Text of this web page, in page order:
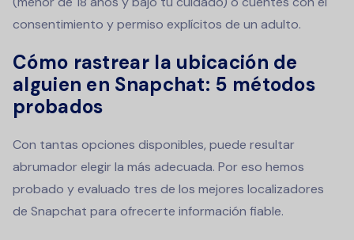
consentimiento y permiso explícitos de un adulto.
Cómo rastrear la ubicación de
alguien en Snapchat: 5 métodos
probados
Con tantas opciones disponibles, puede resultar
abrumador elegir la más adecuada. Por eso hemos
probado y evaluado tres de los mejores localizadores
de Snapchat para ofrecerte información fiable.